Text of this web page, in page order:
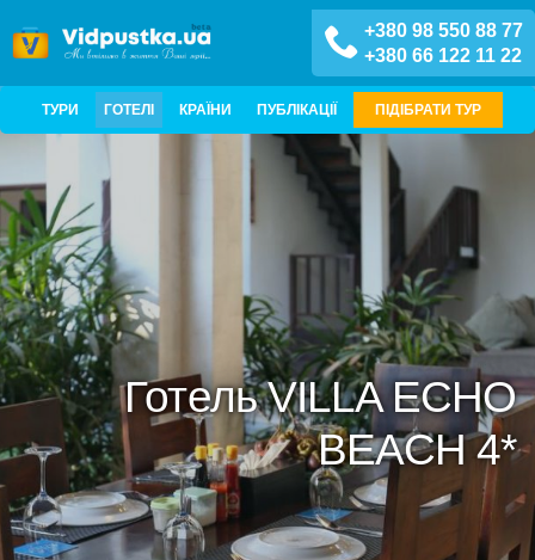
+380 98 550 88 77
+380 66 122 11 22
ТУРИ ГОТЕЛІ КРАЇНИ ПУБЛІКАЦІЇ ПІДІБРАТИ ТУР
Готель VILLA ECHO
BEACH 4*